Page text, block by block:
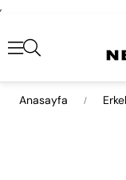
,
Anasayfa